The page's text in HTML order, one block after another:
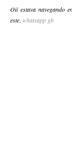
Oii estava navegando
este. whatsapp gb